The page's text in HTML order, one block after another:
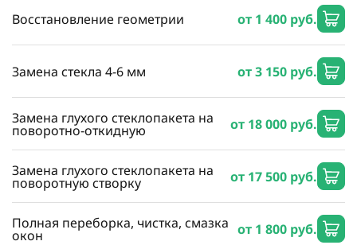
Восстановление геометрии от 1 400 руб.
Замена стекла 4-6 мм от 3 150 руб.
Замена глухого стеклопакета на
поворотно-откидную от 18 000 руб.
Замена глухого стеклопакета на
поворотную створку от 17 500 руб.
Полная переборка, чистка, смазка
окон от 1 800 руб.